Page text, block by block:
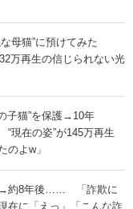
母猫”に預けてみた
万再生の信じられない光
子猫”を保護→10年
在の姿”が145万再生
のよw」
→約8年後…… 「詐欺に
在に「えっ」「こんな詐